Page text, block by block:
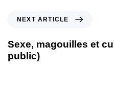
NEXT ARTICLE
Sexe, magouilles et
public)